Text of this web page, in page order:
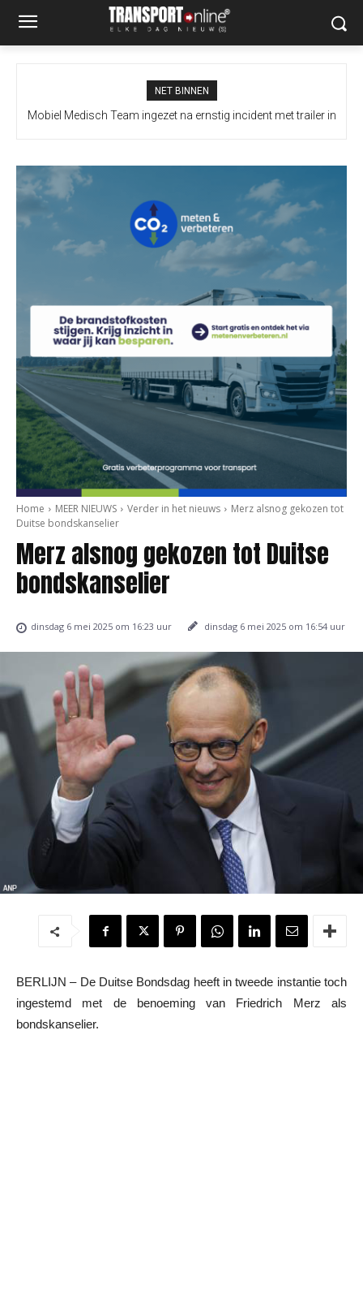
NET BINNEN
Mobiel Medisch Team ingezet na ernstig incident met trailer in
Home MEER NIEUWS Verder in het nieuws
Merz alsnog gekozen tot
Duitse bondskanselier
Merz alsnog gekozen tot Duitse
bondskanselier
dinsdag 6 mei 2025 om 16:23 uur dinsdag 6 mei 2025 om 16:54 uur
BERLIJN – De Duitse Bondsdag heeft in tweede instantie toch
ingestemd met de benoeming van Friedrich Merz als
bondskanselier.